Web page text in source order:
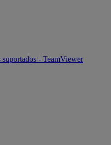
suportados - TeamViewer